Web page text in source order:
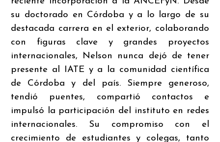
su doctorado en Córdoba y a lo largo de su
destacada carrera en el exterior, colaborando
con figuras clave y grandes proyectos
internacionales, Nelson nunca dejó de tener
presente al IATE y a la comunidad científica
de Córdoba y del país. Siempre generoso,
tendió puentes, compartió contactos e
impulsó la participación del instituto en redes
internacionales. Su compromiso con el
crecimiento de estudiantes y colegas, tanto